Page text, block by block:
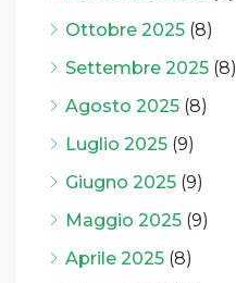
Ottobre 2025 (8)
Settembre 2025 (8)
Agosto 2025 (8)
Luglio 2025 (9)
Giugno 2025 (9)
Maggio 2025 (9)
Aprile 2025 (8)